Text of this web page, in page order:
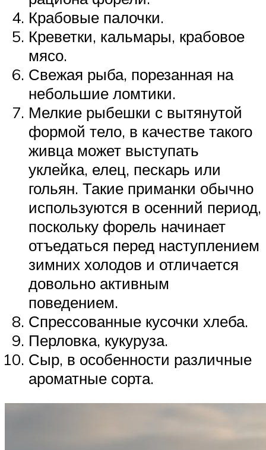
Крабовые палочки.
Креветки, кальмары, крабовое
мясо.
Свежая рыба, порезанная на
небольшие ломтики.
Мелкие рыбешки с вытянутой
формой тело, в качестве такого
живца может выступать
уклейка, елец, пескарь или
гольян. Такие приманки обычно
используются в осенний период,
поскольку форель начинает
отъедаться перед наступлением
зимних холодов и отличается
довольно активным
поведением.
Спрессованные кусочки хлеба.
Перловка, кукуруза.
Сыр, в особенности различные
ароматные сорта.